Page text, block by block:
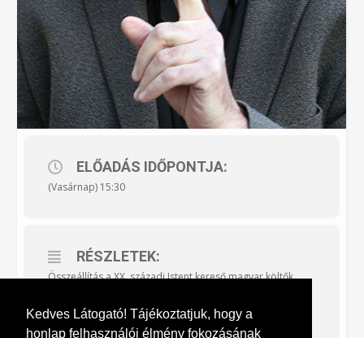
Kedves Látogató! Tájékoztatjuk, hogy a
honlap felhasználói élmény fokozásának
ELŐADÁS IDŐPONTJA:
(Vasárnap) 15:30
RÉSZLETEK:
Összeállítás a XX. századi Istent kereső magyar költők
Belépődíj 1500 Ft., diák és nyugdíjas jegy: 800 Ft.